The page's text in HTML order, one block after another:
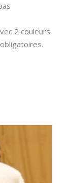
2 couleurs